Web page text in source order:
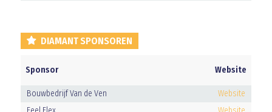
DIAMANT SPONSOREN
Sponsor Website
Bouwbedrijf Van de Ven
Website